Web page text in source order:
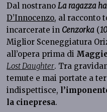
Dal nostranoLa ragazza
D’Innocenzo, al racconto
incarcerate in Cenzorka (
Miglior Sceneggiatura
all’opera prima di
Lost Daughter. Tra
temute e mai portate a
indispettisce,
la cinepresa.